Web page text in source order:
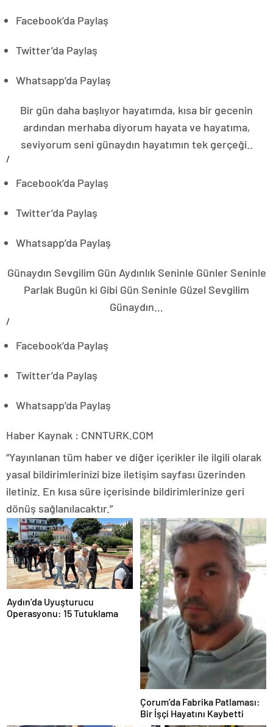
Facebook’da Paylaş
Twitter’da Paylaş
Whatsapp’da Paylaş
Bir gün daha başlıyor hayatımda, kısa bir gecenin
ardından merhaba diyorum hayata ve hayatıma,
seviyorum seni günaydın hayatımın tek gerçeği..
/
Facebook’da Paylaş
Twitter’da Paylaş
Whatsapp’da Paylaş
Günaydın Sevgilim Gün Aydınlık Seninle Günler Seninle
Parlak Bugün ki Gibi Gün Seninle Güzel Sevgilim
Günaydın…
/
Facebook’da Paylaş
Twitter’da Paylaş
Whatsapp’da Paylaş
Haber Kaynak : CNNTURK.COM
“Yayınlanan tüm haber ve diğer içerikler ile ilgili olarak
yasal bildirimlerinizi bize iletişim sayfası üzerinden
iletiniz. En kısa süre içerisinde bildirimlerinize geri
dönüş sağlanılacaktır.”
Aydın’da Uyuşturucu
Operasyonu: 15 Tutuklama
Çorum’da Fabrika Patlaması:
Bir İşçi Hayatını Kaybetti